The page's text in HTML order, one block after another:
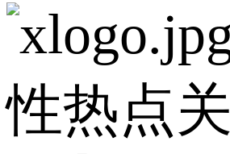
性热点